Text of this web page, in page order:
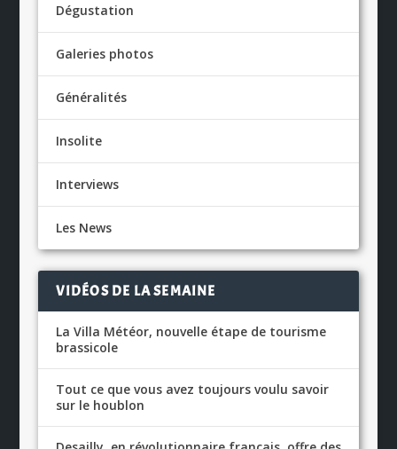
Dégustation
Galeries photos
Généralités
Insolite
Interviews
Les News
VIDÉOS DE LA SEMAINE
La Villa Météor, nouvelle étape de tourisme
brassicole
Tout ce que vous avez toujours voulu savoir
sur le houblon